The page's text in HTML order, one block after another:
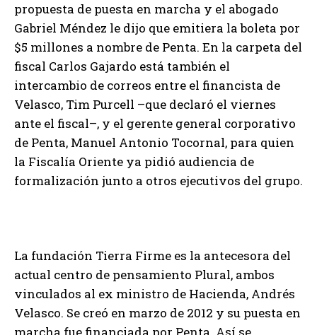
propuesta de puesta en marcha y el abogado
Gabriel Méndez le dijo que emitiera la boleta por
$5 millones a nombre de Penta. En la carpeta del
fiscal Carlos Gajardo está también el
intercambio de correos entre el financista de
Velasco, Tim Purcell –que declaró el viernes
ante el fiscal–, y el gerente general corporativo
de Penta, Manuel Antonio Tocornal, para quien
la Fiscalía Oriente ya pidió audiencia de
formalización junto a otros ejecutivos del grupo.
La fundación Tierra Firme es la antecesora del
actual centro de pensamiento Plural, ambos
vinculados al ex ministro de Hacienda, Andrés
Velasco. Se creó en marzo de 2012 y su puesta en